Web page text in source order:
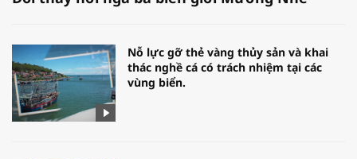
Nỗ lực gỡ thẻ vàng thủy sản và khai
thác nghề cá có trách nhiệm tại các
vùng biển.